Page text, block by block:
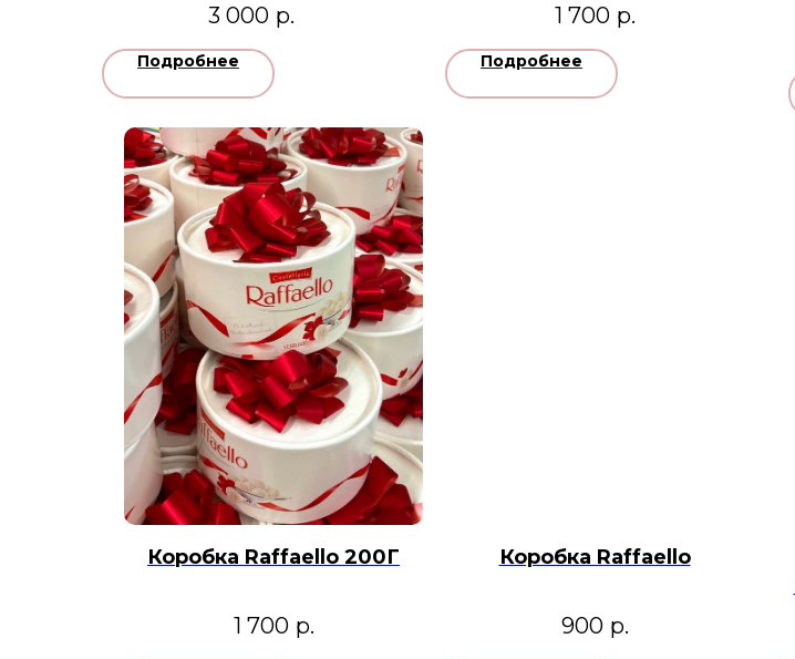
3 000 р.
Подробнее
1 700 р.
Подробнее
Коробка Raffaello 200Г
1 700 р.
Коробка Raffaello
900 р.